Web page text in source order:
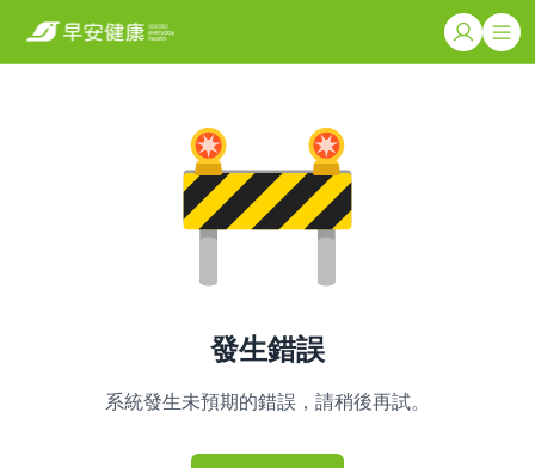
發生錯誤
系統發生未預期的錯誤，請稍後再試。